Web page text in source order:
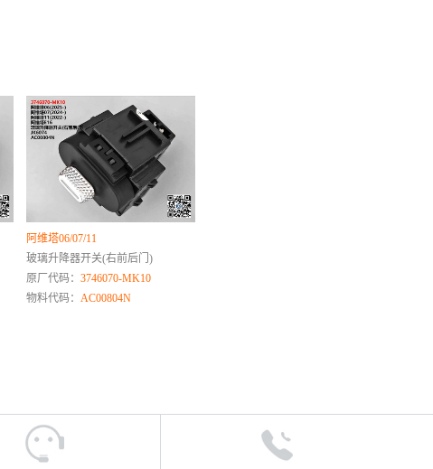
阿维塔06/07/11
玻璃升降器开关(右前后门)
原厂代码：3746070-MK10
物料代码：AC00804N